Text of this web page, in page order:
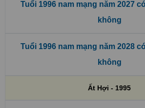
Tuổi 1996 nam mạng năm 2027
không
Tuổi 1996 nam mạng năm 2028
không
Ất Hợi - 1995